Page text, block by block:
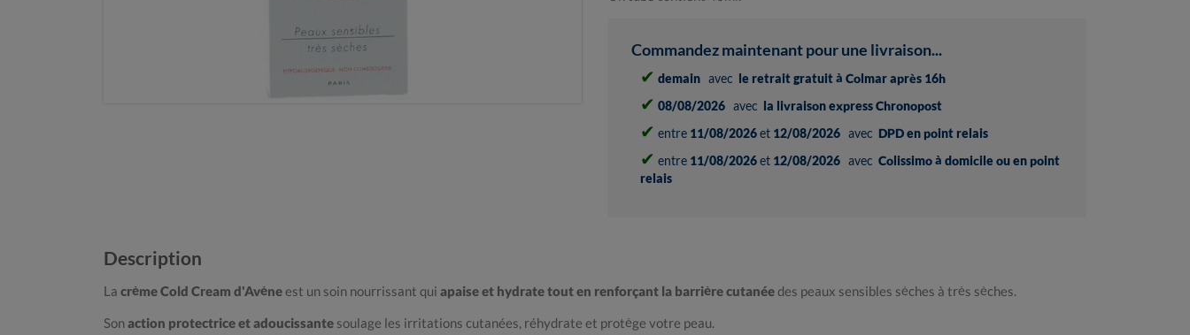
Commandez maintenant pour une livraison...
✔ demain avec le retrait gratuit à Colmar après 16h
✔ 08/08/2026 avec la livraison express Chronopost
✔ entre 11/08/2026et 12/08/2026 avec DPD en point relais
✔ entre 11/08/2026et 12/08/2026 avec Colissimo à domicile ou en point
relais
Description
La crème Cold Cream d'Avèneest un soin nourrissant qui apaise et hydrate tout en renforçant la barrière cutanéedes peaux sensibles sèches à très sèches.
Sonaction protectrice et adoucissante soulage les irritations cutanées, réhydrate et protège votre peau.